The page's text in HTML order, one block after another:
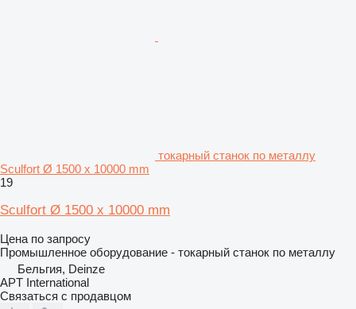
токарный станок по металлу
Sculfort Ø 1500 x 10000 mm
19
Sculfort Ø 1500 x 10000 mm
Цена по запросу
Промышленное оборудование - токарный станок по металлу
Бельгия, Deinze
APT International
Связаться с продавцом